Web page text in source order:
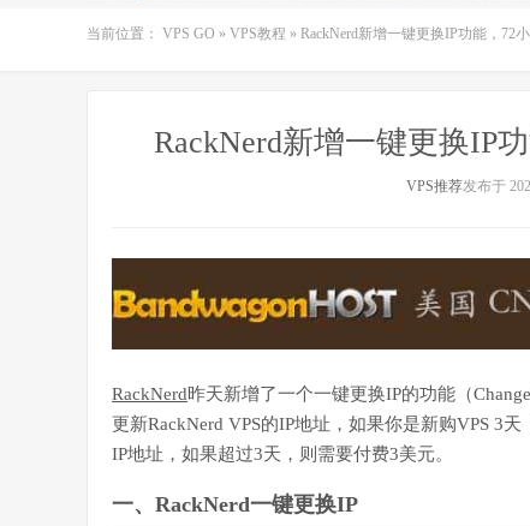
当前位置： VPS GO » VPS教程 » RackNerd新增一键更换IP功能，72
RackNerd新增一键更换IP
VPS推荐发布于
RackNerd昨天新增了一个一键更换IP的功能（
更新RackNerd VPS的IP地址，如果你是新购VPS 3
IP地址，如果超过3天，则需要付费3美元。
一、RackNerd一键更换IP